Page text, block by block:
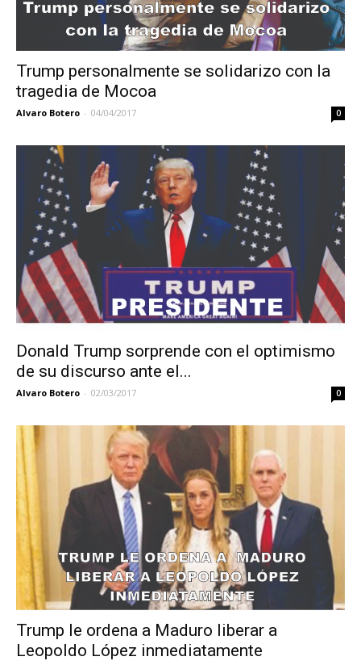
Trump personalmente se solidarizo con la
tragedia de Mocoa
Alvaro Botero - 04/04/2017 0
Donald Trump sorprende con el optimismo
de su discurso ante el...
Alvaro Botero - 02/03/2017 0
Trump le ordena a Maduro liberar a
Leopoldo López inmediatamente